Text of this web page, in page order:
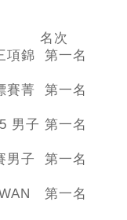
名次
項錦
第一名
賽菁
第一名
男子 第一名
男子
第一名
第一名